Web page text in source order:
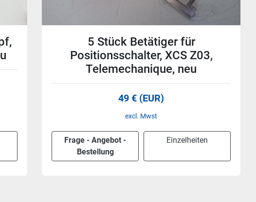
3 Stück Endschalterkopf, ZCK
E09, Telemechanique, neu
30 € (EUR)
excl. Mwst
Frage - Angebot -
Bestellung
Einzelheiten